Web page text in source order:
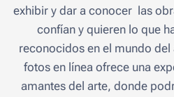
exhibir y dar a conocer las
confían y quieren lo que
reconocidos en el mundo
fotos en línea ofrece una
amantes del arte, donde